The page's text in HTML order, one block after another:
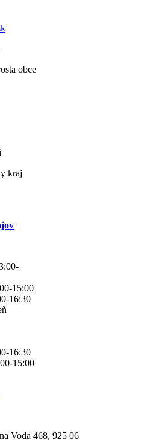
obce
kraj
15:00
16:30
16:30
15:00
Voda 468, 925 06